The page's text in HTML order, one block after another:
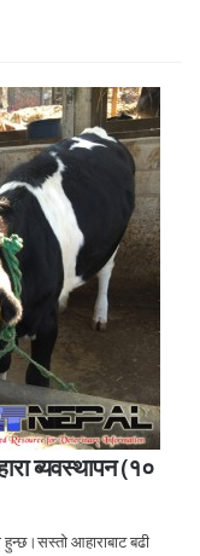
ब्यवस्थापन (१०
आहाराबाट बढी